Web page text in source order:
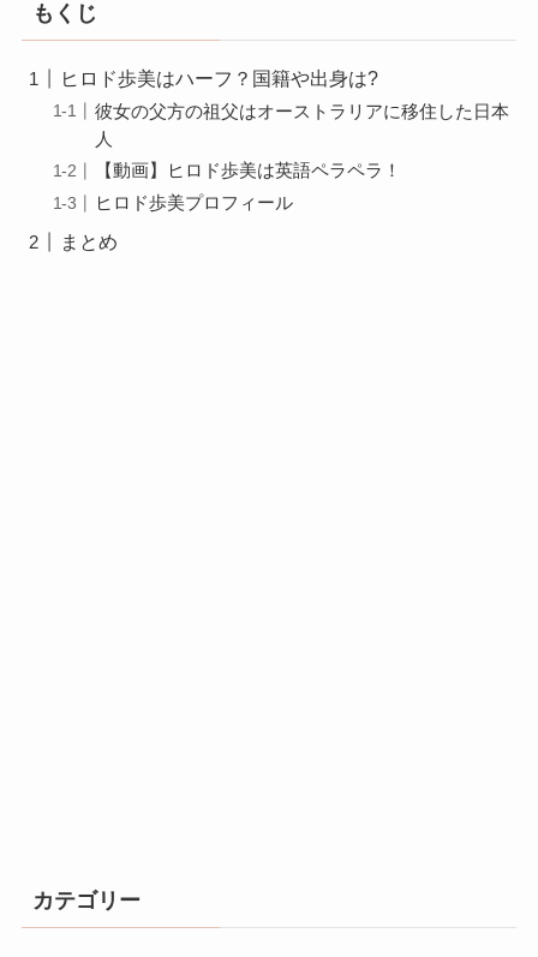
もくじ
ヒロド歩美はハーフ？国籍や出身は?
彼女の父方の祖父はオーストラリアに移住した日本
人
【動画】ヒロド歩美は英語ペラペラ！
ヒロド歩美プロフィール
まとめ
カテゴリー